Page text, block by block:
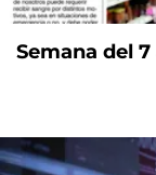
Semana del